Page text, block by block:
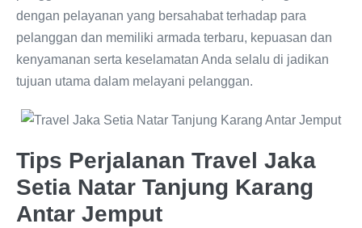
dengan pelayanan yang bersahabat terhadap para
pelanggan dan memiliki armada terbaru, kepuasan dan
kenyamanan serta keselamatan Anda selalu di jadikan
tujuan utama dalam melayani pelanggan.
Tips Perjalanan Travel Jaka
Setia Natar Tanjung Karang
Antar Jemput